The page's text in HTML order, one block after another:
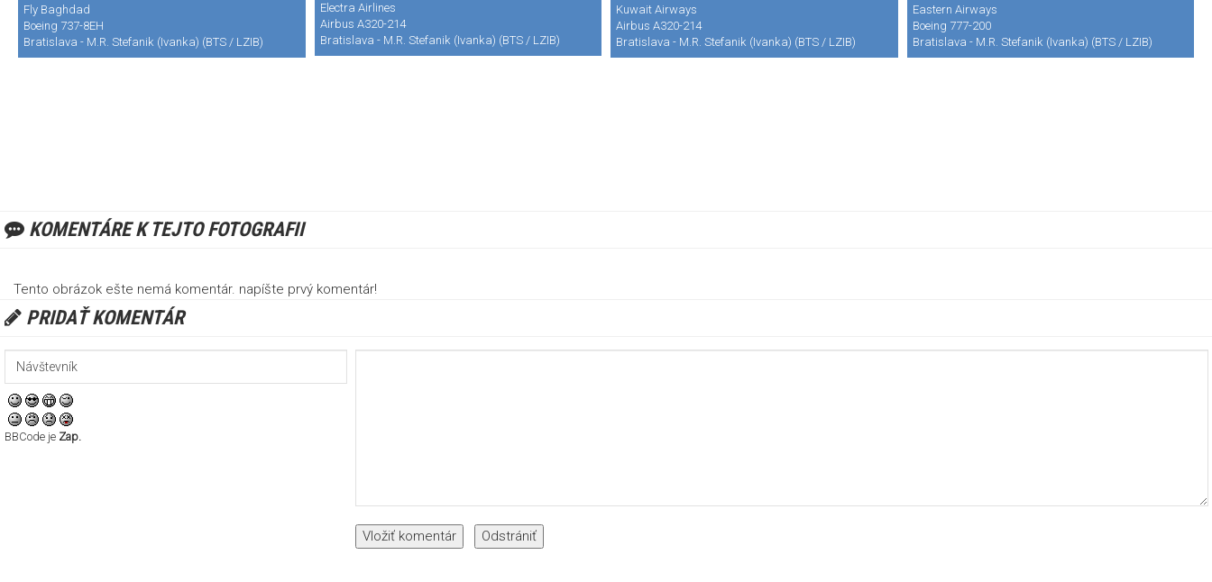
Fly Baghdad
Boeing 737-8EH
Bratislava - M.R. Stefanik (Ivanka) (BTS / LZIB)
Electra Airlines
Airbus A320-214
Bratislava - M.R. Stefanik (Ivanka) (BTS / LZIB)
Kuwait Airways
Airbus A320-214
Bratislava - M.R. Stefanik (Ivanka) (BTS / LZIB)
Eastern Airways
Boeing 777-200
Bratislava - M.R. Stefanik (Ivanka) (BTS / LZIB)
KOMENTÁRE K TEJTO FOTOGRAFII
Tento obrázok ešte nemá komentár. napíšte prvý komentár!
PRIDAŤ KOMENTÁR
BBCode je Zap.